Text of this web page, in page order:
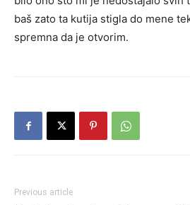
baš zato ta kutija stigla do mene
spremna da je otvorim.
Previous article